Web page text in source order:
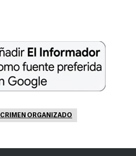
CRIMEN ORGANIZADO